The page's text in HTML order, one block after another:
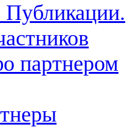
Публикации.
партнером